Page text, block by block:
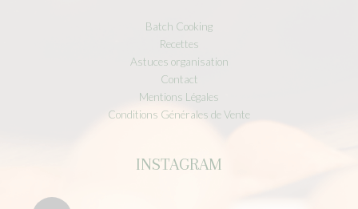
Batch Cooking
Recettes
Astuces organisation
Contact
Mentions Légales
Conditions Générales de Vente
INSTAGRAM